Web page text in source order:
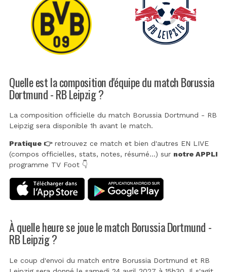
Quelle est la composition d'équipe du match Borussia
Dortmund - RB Leipzig ?
La composition officielle du match Borussia Dortmund - RB
Leipzig sera disponible 1h avant le match.
Pratique 👉retrouvez ce match et bien d'autres EN LIVE
(compos officielles, stats, notes, résumé...) sur notre APPLI
programme TV Foot 👇
À quelle heure se joue le match Borussia Dortmund -
RB Leipzig ?
Le coup d'envoi du match entre Borussia Dortmund et RB